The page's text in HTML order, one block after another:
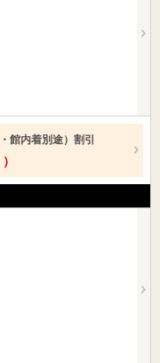
館内着別途）割引